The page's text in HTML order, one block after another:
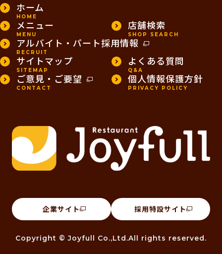
ホーム
HOME
メニュー
MENU
店舗検索
SHOP SEARCH
アルバイト・パート採用情報
RECRUIT
サイトマップ
SITEMAP
よくある質問
Q&A
ご意見・ご要望
CONTACT
個人情報保護方針
PRIVACY POLICY
企業サイト 採用特設サイト
Copyright © Joyfull Co.,Ltd.All rights reserved.